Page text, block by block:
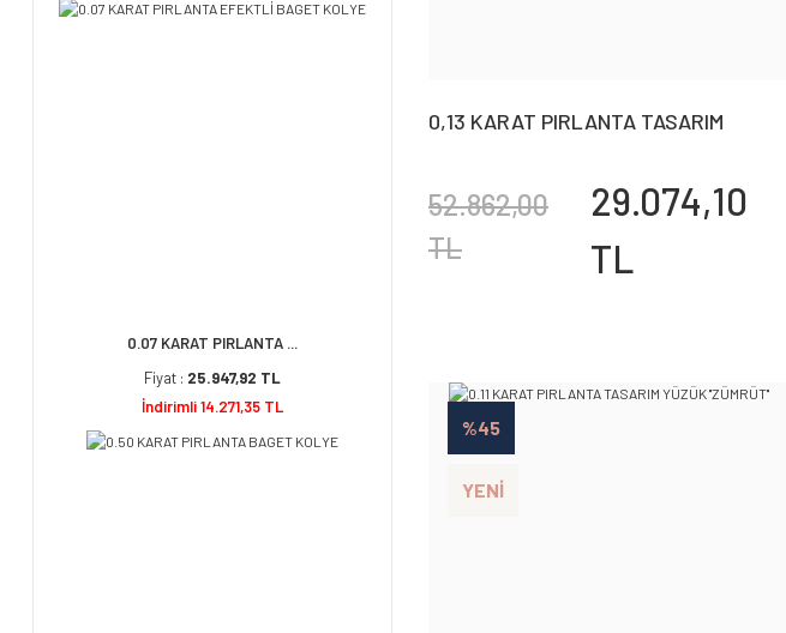
0.07 KARAT PIRLANTA ...
Fiyat : 25.947,92 TL
İndirimli 14.271,35 TL
0,13 KARAT PIRLANTA TASARIM
52.862,00
TL
29.074,10
TL
%45
YENİ